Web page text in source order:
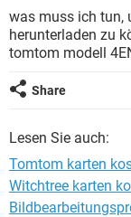
FACEBOOK
WINDOWS 10
WHATSAPP
FACEBOOK
ANDROID
WHATSAPP
FACEBOOK
was muss ich tun,
herunterladen zu
tomtom modell
Share
Lesen Sie auch:
Tomtom karten
Witchtree karten